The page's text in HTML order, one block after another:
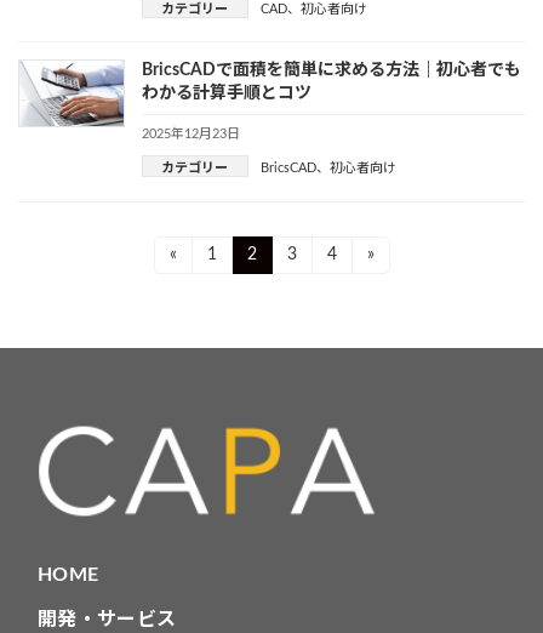
カテゴリー CAD、 初心者向け
BricsCADで面積を簡単に求める方法｜初心者でも
わかる計算手順とコツ
2025年12月23日
カテゴリー BricsCAD、 初心者向け
ー
シ
ン
« Page
1 Page
2 Page
3 Page
4 »
HOME
開発・サービス